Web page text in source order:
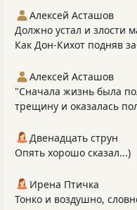
Алексей Асташов
Должно устал и злости
Как Дон-Кихот подняв
Алексей Асташов
"Сначала жизнь была
трещину и оказалась
Двенадцать струн
Опять хорошо сказал...)
Ирена Птичка
Тонко и воздушно,